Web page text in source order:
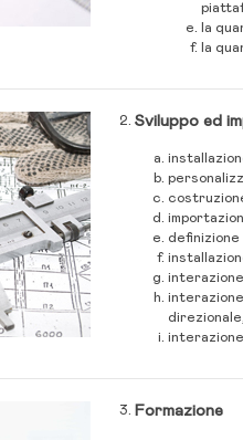
la
la
Sviluppo ed
Formazione